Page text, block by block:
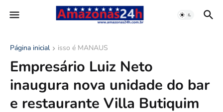
Página inicial isso é MANAUS
Empresário Luiz Neto
inaugura nova unidade do bar
e restaurante Villa Butiquim